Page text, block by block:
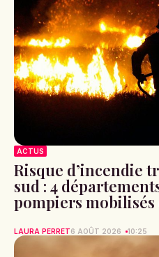
ACTUS
Risque d’incendie
sud : 4
pompiers mobilisés
LAURA PERRET6 AOÛT 2026 10:25